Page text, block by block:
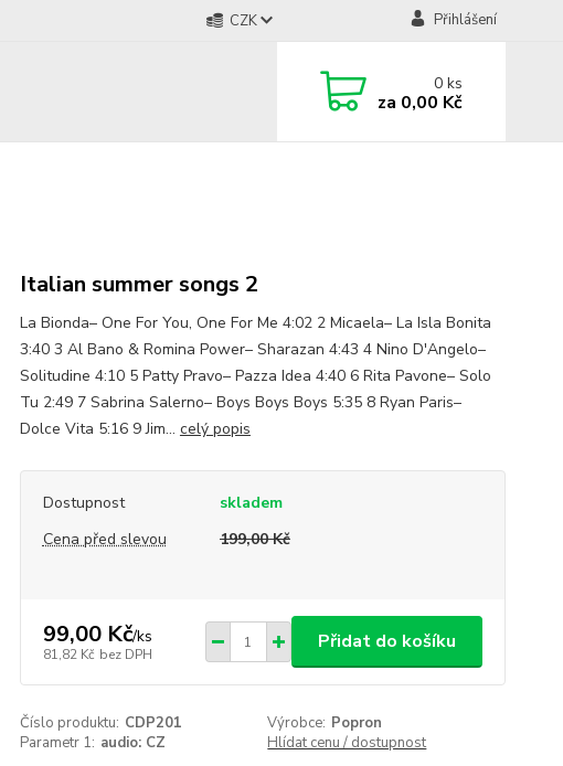
CZK Přihlášení
0ks
za 0,00 Kč
Italian summer songs 2
La Bionda– One For You, One For Me 4:02 2 Micaela– La Isla Bonita
3:40 3 Al Bano & Romina Power– Sharazan 4:43 4 Nino D'Angelo–
Solitudine 4:10 5 Patty Pravo– Pazza Idea 4:40 6 Rita Pavone– Solo
Tu 2:49 7 Sabrina Salerno– Boys Boys Boys 5:35 8 Ryan Paris–
Dolce Vita 5:16 9 Jim... celý popis
Dostupnost
skladem
Cena před slevou
199,00 Kč
99,00 Kč/ks
81,82 Kč bez DPH
Přidat do košíku
Číslo produktu: CDP201 Výrobce: Popron
Parametr 1: audio: CZ Hlídat cenu / dostupnost